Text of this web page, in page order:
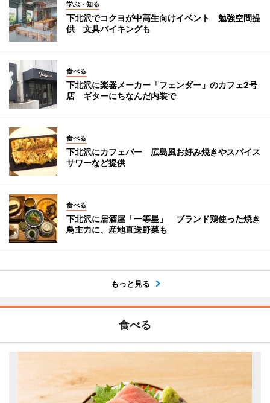
学ぶ・知る
下北沢でコクヨが中高生向けイベント 勉強空間提
供 文具バイキングも
食べる
下北沢に楽器メーカー「フェンダー」のカフェ2号
店 ギターにちなんだ内装で
食べる
下北沢にカフェバー 広島風お好み焼きやスパイス
サワーなど提供
食べる
下北沢に居酒屋「一等星」 ブランド鶏使った焼き
鳥主力に、産地直送野菜も
もっと見る
食べる